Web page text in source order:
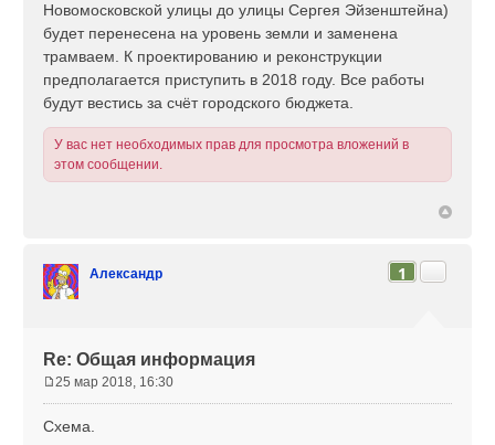
Новомосковской улицы до улицы Сергея Эйзенштейна)
будет перенесена на уровень земли и заменена
трамваем. К проектированию и реконструкции
предполагается приступить в 2018 году. Все работы
будут вестись за счёт городского бюджета.
У вас нет необходимых прав для просмотра вложений в
этом сообщении.
Александр
Re: Общая информация
1 Цитата
о
25 мар 2018, 16:30
Схема.